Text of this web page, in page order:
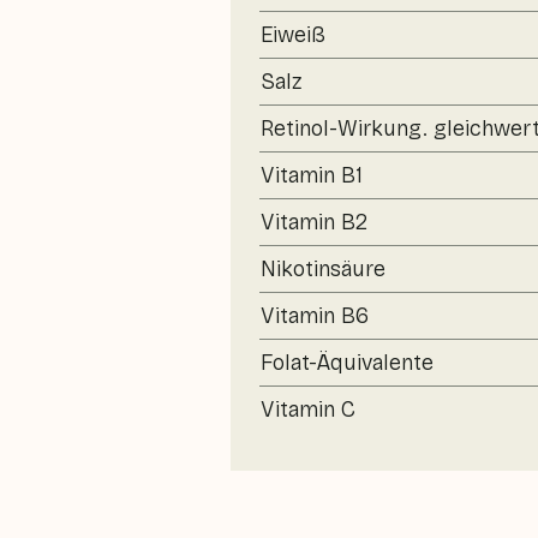
Eiweiß
Salz
Retinol-Wirkung.
Vitamin B1
Vitamin B2
Nikotinsäure
Vitamin B6
Folat-Äquivalente
Vitamin C